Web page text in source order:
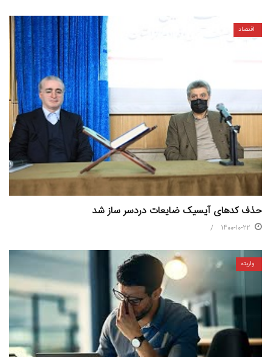
اقتصاد
حذف کدهای آیسیک ضایعات دردسر ساز شد
1400-10-22
واریته